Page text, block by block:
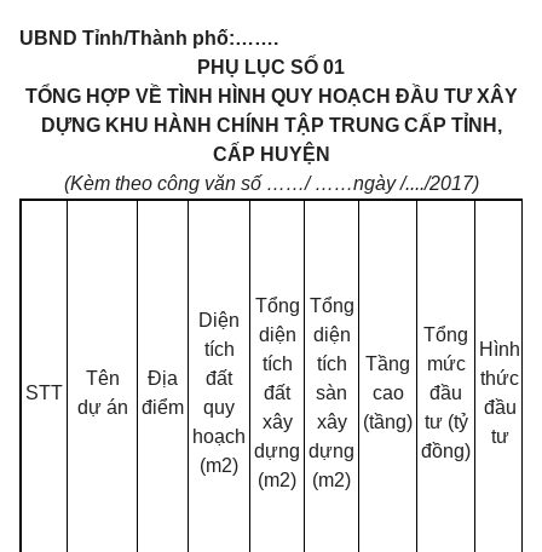
UBND Tỉnh/Thành phố:…….
PHỤ LỤC SỐ 01
TỔNG HỢP VỀ TÌNH HÌNH QUY HOẠCH ĐẦU TƯ XÂY
DỰNG KHU HÀNH CHÍNH TẬP TRUNG CẤP TỈNH,
CẤP HUYỆN
(Kèm theo công văn số ……/……ngày /..../2017)
STT
Tên
dự án
Địa
điểm
Diện
tích
đất
quy
hoạch
(m2)
Tổng
diện
tích
đất
xây
dựng
(m2)
Tổng
diện
tích
sàn
xây
dựng
(m2)
Tầng
cao
(tầng)
Tổng
mức
đầu
tư (tỷ
đồng)
Hình
thức
đầu
tư